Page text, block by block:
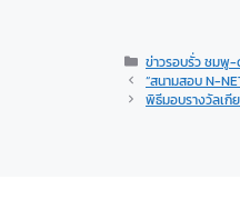
ข่าวรอบรั่ว ชมพู-
“สนามสอบ N-
พิธีมอบรางวัลเกี